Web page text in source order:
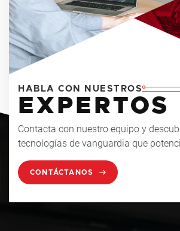
HABLA CON NUESTROS
EXPERTOS
Contacta con nuestro equipo y
tecnologías de vanguardia que
CONTÁCTANOS